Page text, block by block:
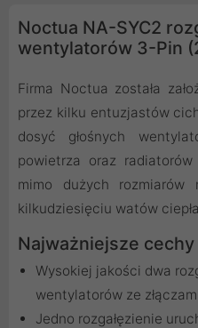
Noctua NA-SYC2
wentylatorów 3-Pin
Firma Noctua została
przez kilku entuzjastów
dosyć głośnych
powietrza oraz
mimo dużych
kilkudziesięciu watów ciepła .
Najważniejsze cechy
Wysokiej jakości dwa
wentylatorów ze
Jedno rozgałęzienie